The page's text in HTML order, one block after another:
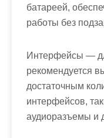
батареей,
работы без
Интерфейсы —
рекомендуется
достаточным
интерфейсов,
аудиоразъемы и